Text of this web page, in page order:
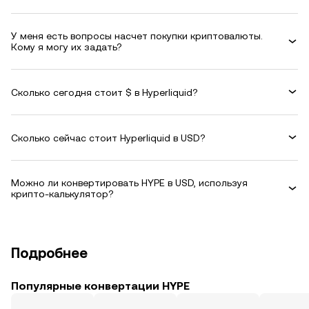
У меня есть вопросы насчет покупки криптовалюты.
Кому я могу их задать?
Сколько сегодня стоит $ в Hyperliquid?
Сколько сейчас стоит Hyperliquid в USD?
Можно ли конвертировать HYPE в USD, используя
крипто-калькулятор?
Подробнее
Популярные конвертации HYPE